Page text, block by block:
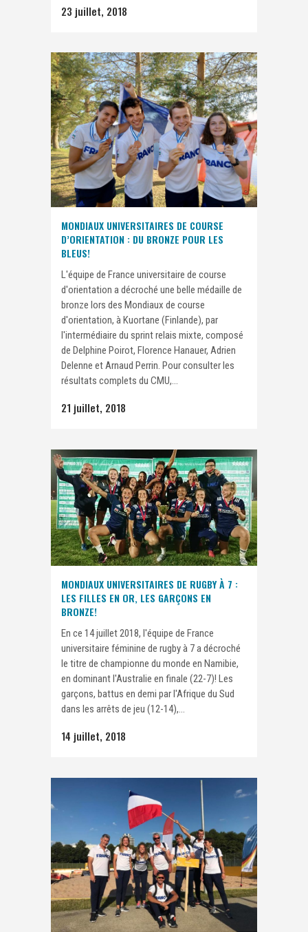
23 juillet, 2018
MONDIAUX UNIVERSITAIRES DE COURSE
D’ORIENTATION : DU BRONZE POUR LES
BLEUS!
L'équipe de France universitaire de course
d'orientation a décroché une belle médaille de
bronze lors des Mondiaux de course
d'orientation, à Kuortane (Finlande), par
l'intermédiaire du sprint relais mixte, composé
de Delphine Poirot, Florence Hanauer, Adrien
Delenne et Arnaud Perrin. Pour consulter les
résultats complets du CMU,...
21 juillet, 2018
MONDIAUX UNIVERSITAIRES DE RUGBY À 7 :
LES FILLES EN OR, LES GARÇONS EN
BRONZE!
En ce 14 juillet 2018, l'équipe de France
universitaire féminine de rugby à 7 a décroché
le titre de championne du monde en Namibie,
en dominant l'Australie en finale (22-7)! Les
garçons, battus en demi par l'Afrique du Sud
dans les arrêts de jeu (12-14),...
14 juillet, 2018